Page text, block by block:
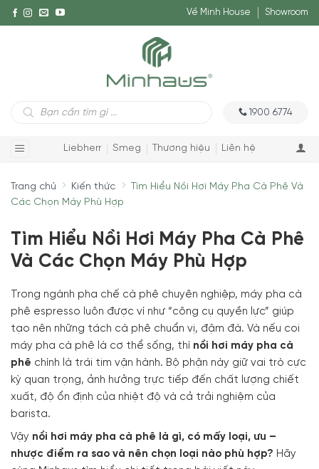
Về Minh House Showroom
Tìm
kiếm
1900 6774
Liebherr Smeg Thương hiệu Liên hệ
Trang chủ Kiến thức
Tìm Hiểu Nồi Hơi Máy Pha Cà Phê Và
Các Chọn Máy Phù Hợp
Tìm Hiểu Nồi Hơi Máy Pha Cà Phê
Và Các Chọn Máy Phù Hợp
Trong ngành pha chế cà phê chuyên nghiệp, máy pha cà
phê espresso luôn được ví như “công cụ quyền lực” giúp
tạo nên những tách cà phê chuẩn vị, đậm đà. Và nếu coi
máy pha cà phê là cơ thể sống, thì nồi hơi máy pha cà
phê chính là trái tim vận hành. Bộ phận này giữ vai trò cực
kỳ quan trọng, ảnh hưởng trực tiếp đến chất lượng chiết
xuất, độ ổn định của nhiệt độ và cả trải nghiệm của
barista.
Vậy nồi hơi máy pha cà phê là gì, có mấy loại, ưu –
nhược điểm ra sao và nên chọn loại nào phù hợp? Hãy